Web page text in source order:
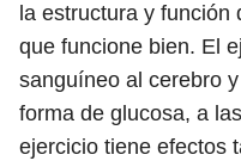
la estructura y
que funcione bien. El
sanguíneo al cerebro
forma de glucosa, a
ejercicio tiene efectos